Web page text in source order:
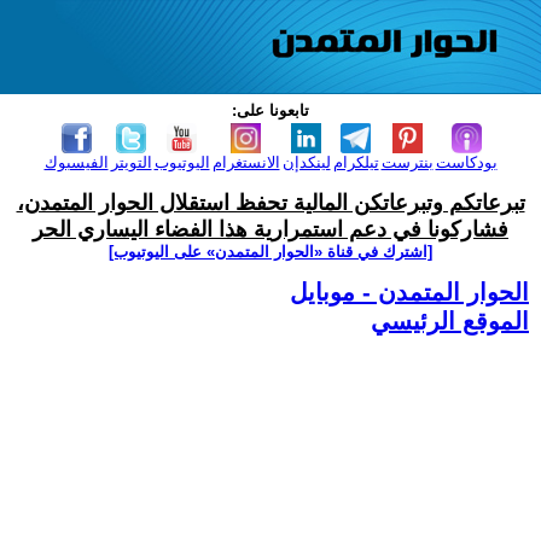
تابعونا على:
الفيسبوك التويتر اليوتيوب الانستغرام لينكدإن تيلكرامبنترست بودكاست
تبرعاتكم وتبرعاتكن المالية تحفظ استقلال الحوار المتمدن،
فشاركونا في دعم استمرارية هذا الفضاء اليساري الحر
[اشترك في قناة ‫«الحوار المتمدن» على اليوتيوب]
الحوار المتمدن - موبايل
الموقع الرئيسي